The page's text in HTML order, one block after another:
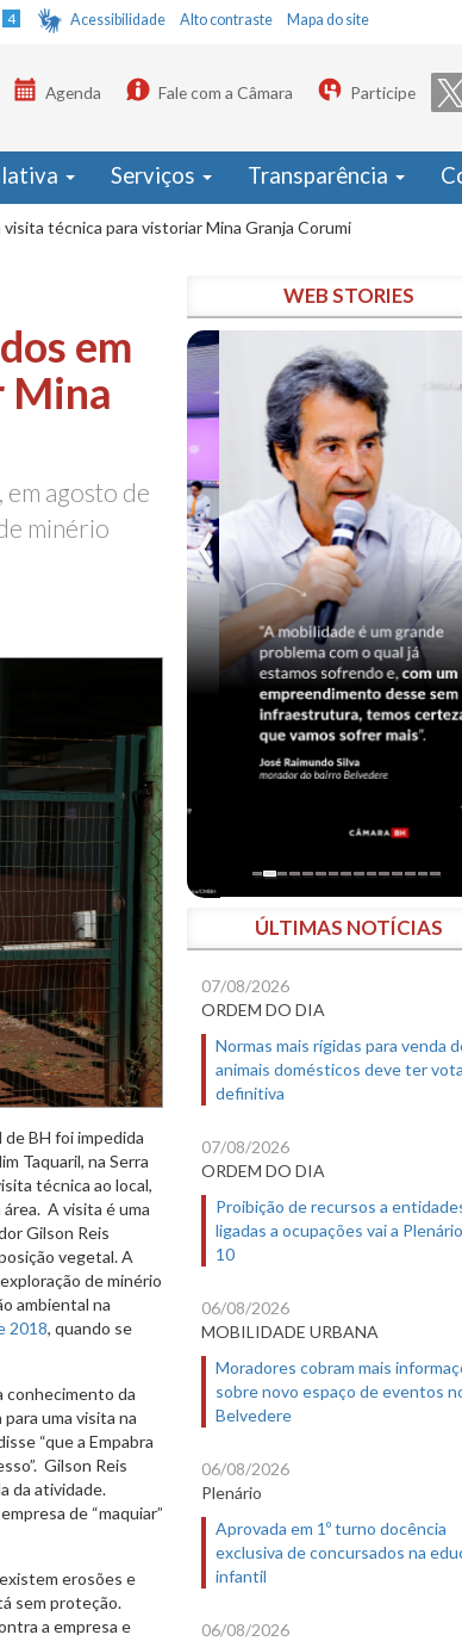
4 Acessibilidade Alto contraste Mapa do site
Agenda Fale com a Câmara Participe
Serviços Transparência
técnica para vistoriar Mina Granja Corumi
em
Mina
em agosto de
minério
BH foi impedida
Taquaril, na Serra
técnica ao local,
A visita é uma
Gilson Reis
vegetal. A
de minério
ambiental na
2018, quando se
conhecimento da
uma visita na
“que a Empabra
Gilson Reis
da atividade.
de “maquiar”
erosões e
sem proteção.
a empresa e
WEB STORIES
ÚLTIMAS NOTÍCIAS
07/08/2026
ORDEM DO DIA
Normas mais rígidas para venda
animais domésticos deve ter
definitiva
07/08/2026
ORDEM DO DIA
Proibição de recursos a
ligadas a ocupações vai a
10
06/08/2026
MOBILIDADE URBANA
Moradores cobram mais
sobre novo espaço de eventos
Belvedere
06/08/2026
Plenário
Aprovada em 1º turno docência
exclusiva de concursados na
infantil
06/08/2026